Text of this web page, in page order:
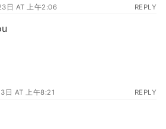
日 AT 上午2:06 REPLY
日 AT 上午8:21 REPLY